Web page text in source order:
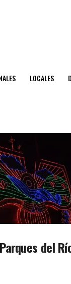
LOCALES
del